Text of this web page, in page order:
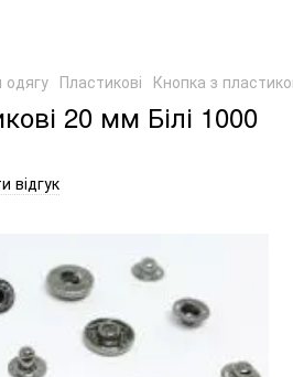
одягу Пластикові Кнопка з
20 мм Білі 1000
відгук